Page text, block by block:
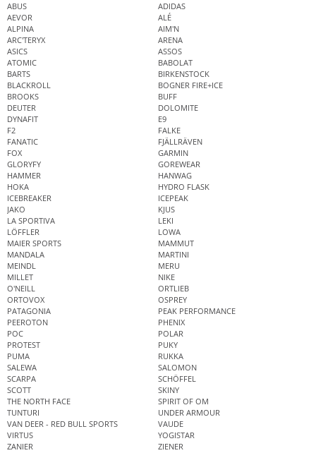
ABUS
ADIDAS
AEVOR
ALÉ
ALPINA
AIM'N
ARC'TERYX
ARENA
ASICS
ASSOS
ATOMIC
BABOLAT
BARTS
BIRKENSTOCK
BLACKROLL
BOGNER FIRE+ICE
BROOKS
BUFF
DEUTER
DOLOMITE
DYNAFIT
E9
F2
FALKE
FANATIC
FJÄLLRÄVEN
FOX
GARMIN
GLORYFY
GOREWEAR
HAMMER
HANWAG
HOKA
HYDRO FLASK
ICEBREAKER
ICEPEAK
JAKO
KJUS
LA SPORTIVA
LEKI
LÖFFLER
LOWA
MAIER SPORTS
MAMMUT
MANDALA
MARTINI
MEINDL
MERU
MILLET
NIKE
O'NEILL
ORTLIEB
ORTOVOX
OSPREY
PATAGONIA
PEAK PERFORMANCE
PEEROTON
PHENIX
POC
POLAR
PROTEST
PUKY
PUMA
RUKKA
SALEWA
SALOMON
SCARPA
SCHÖFFEL
SCOTT
SKINY
THE NORTH FACE
SPIRIT OF OM
TUNTURI
UNDER ARMOUR
VAN DEER - RED BULL SPORTS
VAUDE
VIRTUS
YOGISTAR
ZANIER
ZIENER